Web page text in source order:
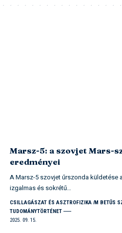
Marsz-5: a szovjet Mars-
eredményei
A Marsz-5 szovjet űrszonda küldetése
izgalmas és sokrétű…
CSILLAGÁSZAT ÉS ASZTROFIZIKA M BETŰS
TUDOMÁNYTÖRTÉNET
2025. 09. 15.